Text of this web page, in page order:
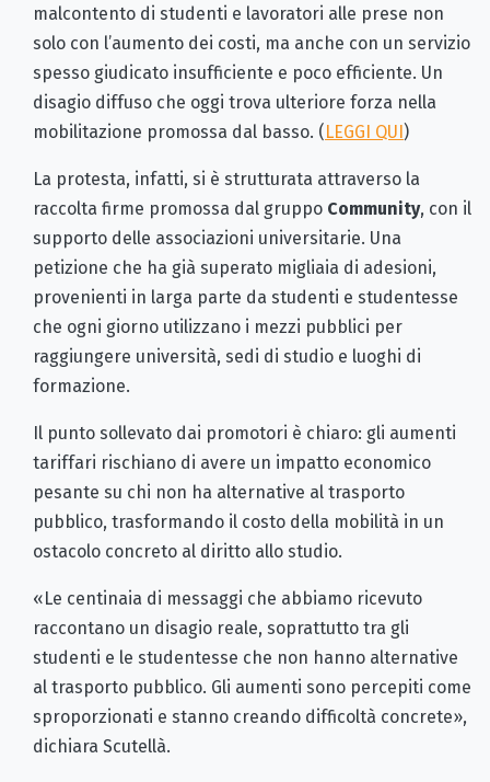
malcontento di studenti e lavoratori alle prese non
solo con l’aumento dei costi, ma anche con un servizio
spesso giudicato insufficiente e poco efficiente. Un
disagio diffuso che oggi trova ulteriore forza nella
mobilitazione promossa dal basso. ( LEGGI QUI )
La protesta, infatti, si è strutturata attraverso la
raccolta firme promossa dal gruppo Community, con il
supporto delle associazioni universitarie. Una
petizione che ha già superato migliaia di adesioni,
provenienti in larga parte da studenti e studentesse
che ogni giorno utilizzano i mezzi pubblici per
raggiungere università, sedi di studio e luoghi di
formazione.
Il punto sollevato dai promotori è chiaro: gli aumenti
tariffari rischiano di avere un impatto economico
pesante su chi non ha alternative al trasporto
pubblico, trasformando il costo della mobilità in un
ostacolo concreto al diritto allo studio.
«Le centinaia di messaggi che abbiamo ricevuto
raccontano un disagio reale, soprattutto tra gli
studenti e le studentesse che non hanno alternative
al trasporto pubblico. Gli aumenti sono percepiti come
sproporzionati e stanno creando difficoltà concrete»,
dichiara Scutellà.